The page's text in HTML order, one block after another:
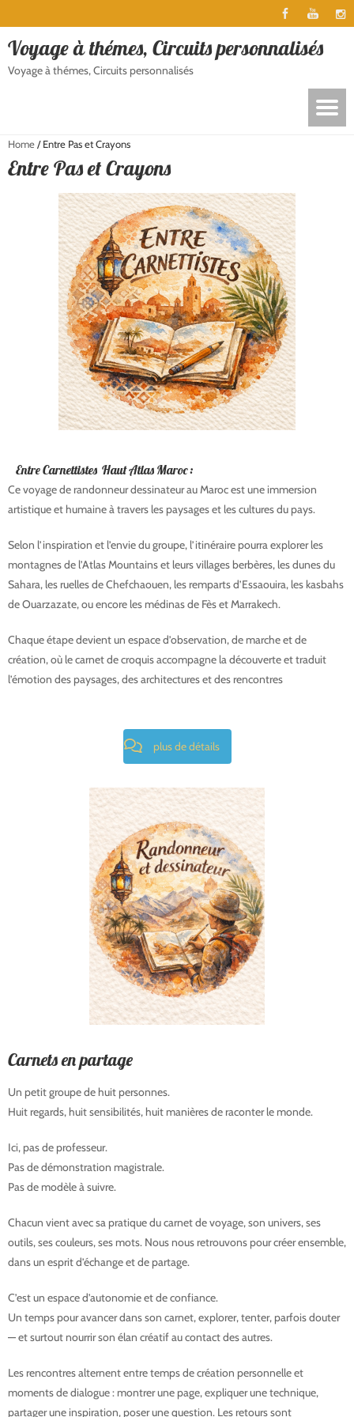
Voyage à thémes, Circuits personnalisés
Voyage à thémes, Circuits personnalisés
Home/Entre Pas et Crayons
Entre Pas et Crayons
Entre Carnettistes Haut Atlas Maroc :
Ce voyage de randonneur dessinateur au Maroc est une immersion
artistique et humaine à travers les paysages et les cultures du pays.
Selon l’inspiration et l’envie du groupe, l’itinéraire pourra explorer les
montagnes de l’Atlas Mountainset leurs villages berbères, les dunes du
Sahara, les ruelles deChefchaouen, les remparts d’Essaouira, les kasbahs
deOuarzazate, ou encore les médinas de FèsetMarrakech.
Chaque étape devient un espace d’observation, de marche et de
création, où le carnet de croquis accompagne la découverte et traduit
l’émotion des paysages, des architectures et des rencontres
plus de détails
Carnets en partage
Un petit groupe de huit personnes.
Huit regards, huit sensibilités, huit manières de raconter le monde.
Ici, pas de professeur.
Pas de démonstration magistrale.
Pas de modèle à suivre.
Chacun vient avec sa pratique du carnet de voyage, son univers, ses
outils, ses couleurs, ses mots. Nous nous retrouvons pour créer ensemble,
dans un esprit d’échange et de partage.
C’est un espace d’autonomie et de confiance.
Un temps pour avancer dans son carnet, explorer, tenter, parfois douter
— et surtout nourrir son élan créatif au contact des autres.
Les rencontres alternent entre temps de création personnelle et
moments de dialogue : montrer une page, expliquer une technique,
partager une inspiration, poser une question. Les retours sont